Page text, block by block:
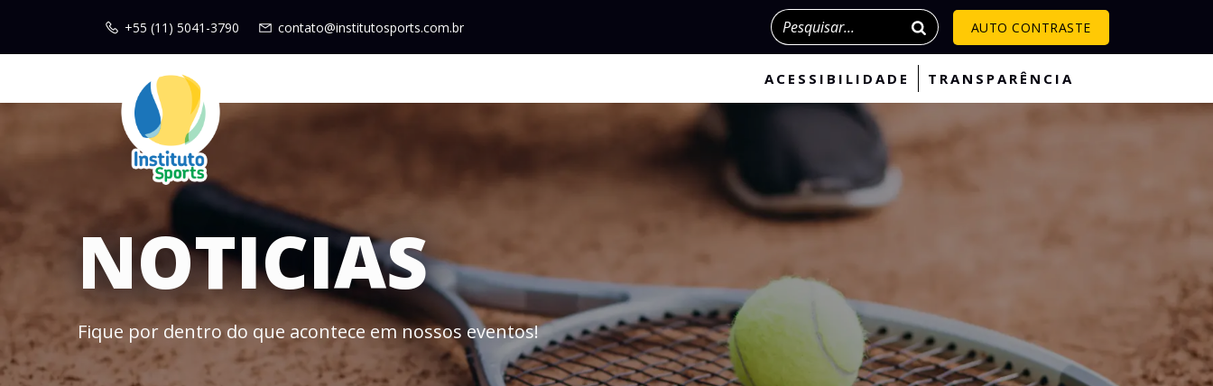
+55 (11) 5041-3790 contato@institutosports.com.br Pesquisar AUTO CONTRASTE
ACESSIBILIDADE TRANSPARÊNCIA
NOTICIAS
Fique por dentro do que acontece em nossos eventos!